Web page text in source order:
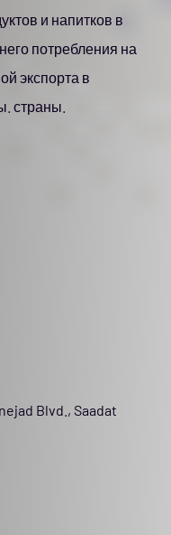
и напитков в
потребления на
экспорта в
страны.
Blvd., Saadat